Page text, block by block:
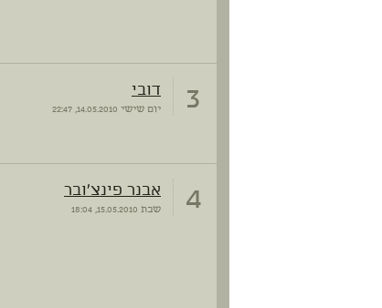
3 דובי
יום שישי
4 אבנר פינצ'ובר
שבת